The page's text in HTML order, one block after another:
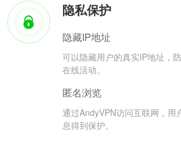
隐私保护
隐藏IP地址
可以隐藏用户的真实IP地址，
在线活动。
匿名浏览
通过AndyVPN访问互联网，用
息得到保护。